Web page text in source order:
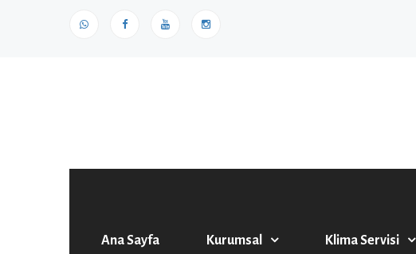
Ana Sayfa Kurumsal Klima Servisi